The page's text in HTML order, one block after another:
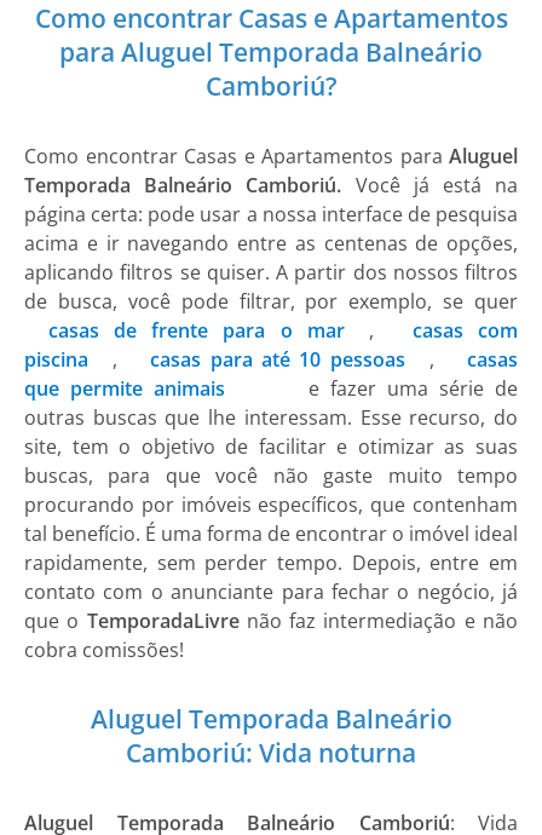
Como encontrar Casas e Apartamentos
para Aluguel Temporada Balneário
Camboriú?
Como encontrar Casas e Apartamentos para Aluguel
Temporada Balneário Camboriú. Você já está na
página certa: pode usar a nossa interface de pesquisa
acima e ir navegando entre as centenas de opções,
aplicando filtros se quiser. A partir dos nossos filtros
de busca, você pode filtrar, por exemplo, se quer
casas de frente para o mar
,
casas com
piscina
, casas para até 10 pessoas ,
casas
que permite animais
e fazer uma série de
outras buscas que lhe interessam. Esse recurso, do
site, tem o objetivo de facilitar e otimizar as suas
buscas, para que você não gaste muito tempo
procurando por imóveis específicos, que contenham
tal benefício. É uma forma de encontrar o imóvel ideal
rapidamente, sem perder tempo. Depois, entre em
contato com o anunciante para fechar o negócio, já
que o TemporadaLivrenão faz intermediação e não
cobra comissões!
Aluguel Temporada Balneário
Camboriú: Vida noturna
Aluguel Temporada Balneário Camboriú: Vida